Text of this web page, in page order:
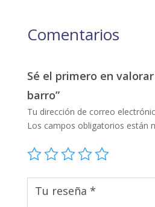
Comentarios
Sé el primero en valorar
barro”
Tu dirección de correo
Los campos obligatorios están